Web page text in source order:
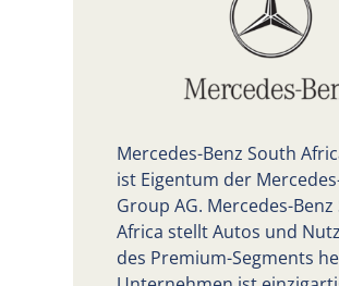
Mercedes-Benz South
ist Eigentum der
Group AG. Mercedes-
Africa stellt Autos und
des Premium-Segments